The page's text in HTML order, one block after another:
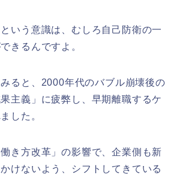
という意識は、むしろ自己防衛の一
きるんですよ。
ると、2000年代のバブル崩壊後の
主義」に疲弊し、早期離職するケ
した。
き方改革」の影響で、企業側も新
けないよう、シフトしてきている